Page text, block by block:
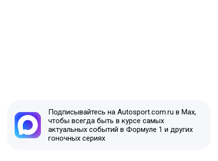
Подписывайтесь на Autosport.com.ru в Max,
чтобы всегда быть в курсе самых
актуальных событий в Формуле 1 и других
гоночных сериях